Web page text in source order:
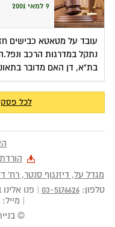
9 למאי 2001
עובד על מטאטא כבישים
נתקל במדרגות הרכב
בת"א, דן האם מדובר
לכל
מגדל על, דיזנגוף סנטר, רח'
טלפון:03-5176626 פנו
מייל:
©